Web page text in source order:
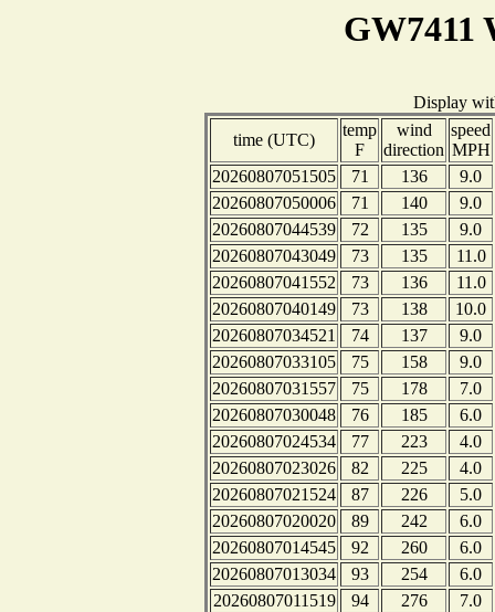
GW7411
Display
time (UTC)
temp
F
wind
direction
speed
MPH
20260807051505
71 136
9.0
20260807050006
71 140
9.0
20260807044539
72 135
9.0
20260807043049
73 135
11.0
20260807041552
73 136
11.0
20260807040149
73 138
10.0
20260807034521
74 137
9.0
20260807033105
75 158
9.0
20260807031557
75 178
7.0
20260807030048
76 185
6.0
20260807024534
77 223
4.0
20260807023026
82 225
4.0
20260807021524
87 226
5.0
20260807020020
89 242
6.0
20260807014545
92 260
6.0
20260807013034
93 254
6.0
20260807011519
94 276
7.0